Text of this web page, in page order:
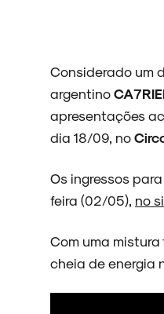
Considerado um
argentino
apresentações
dia 18/09, no
Os ingressos
feira (02/05), no
Com uma
cheia de energia